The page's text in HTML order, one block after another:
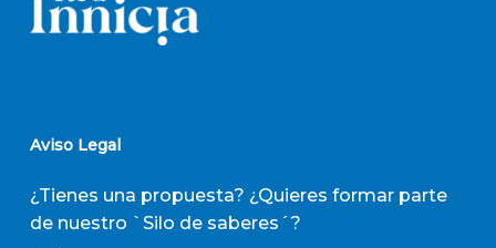
Aviso Legal
¿Tienes una propuesta? ¿Quieres formar parte
de nuestro `Silo de saberes´?